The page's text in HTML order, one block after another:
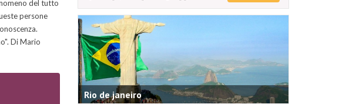
del tutto
persone
Di Mario
Rio de janeiro